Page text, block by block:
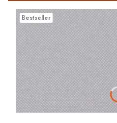
Bestseller